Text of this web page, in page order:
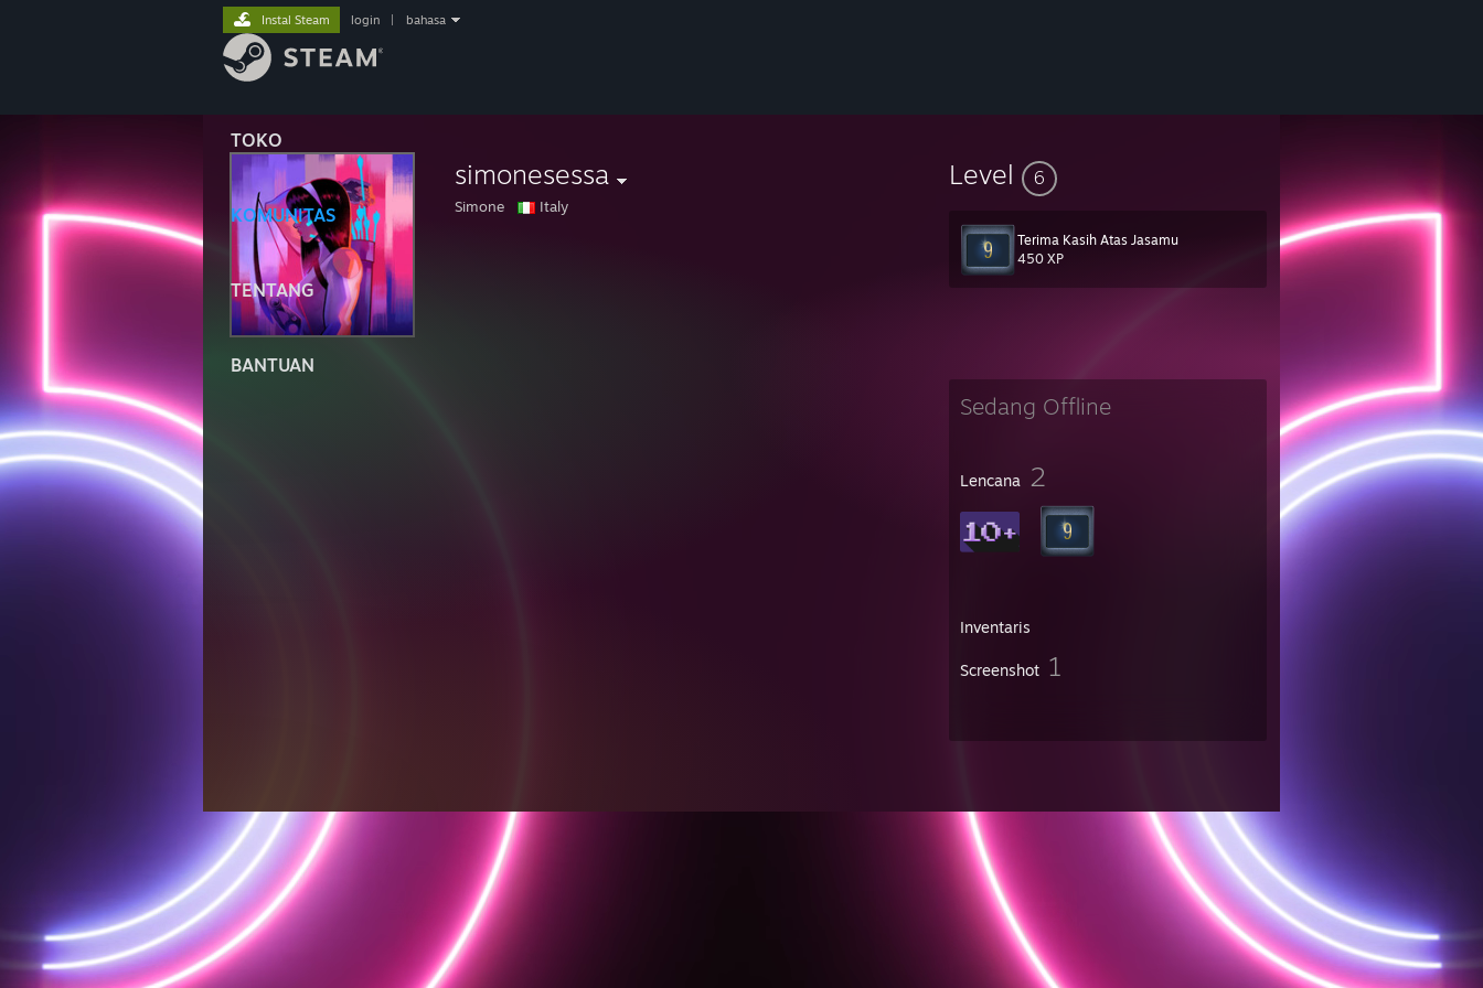
TOKO
KOMUNITAS
TENTANG
BANTUAN
Instal Steam login bahasa
simonesessa
Simone Italy
Level 6
Terima Kasih Atas Jasamu
450 XP
Sedang Offline
Lencana 2
Inventaris
Screenshot 1